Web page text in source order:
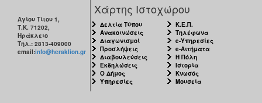
ΤΟΠΟΣ
Αγίου Τίτου 1,
Τ.Κ. 71202,
Ηράκλειο
Τηλ.: 2813-409000
email:info@heraklion.gr
Χάρτης Ιστοχώρου
Δελτία Τύπου
Ανακοινώσεις
Διαγωνισμοί
Προσλήψεις
Διαβουλεύσεις
Εκδηλώσεις
Ο Δήμος
Υπηρεσίες
Κ.Ε.Π.
Τηλέφωνα
e-Υπηρεσίες
e-Αιτήματα
Η Πόλη
Ιστορία
Κνωσός
Μουσεία